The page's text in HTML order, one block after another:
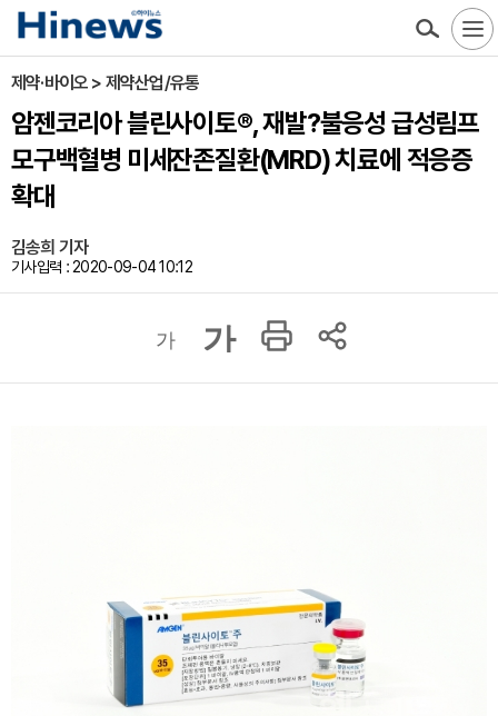
제약·바이오 > 제약산업/유통
암젠코리아 블린사이토®, 재발?불응성 급성림프
모구백혈병 미세잔존질환(MRD) 치료에 적응증
확대
김송희 기자
기사입력 : 2020-09-04 10:12
가 가